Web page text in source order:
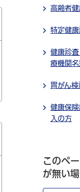
高齢者
特定健
健康診
療機関
胃がん検
健康保険
入の方
このペ
が無い